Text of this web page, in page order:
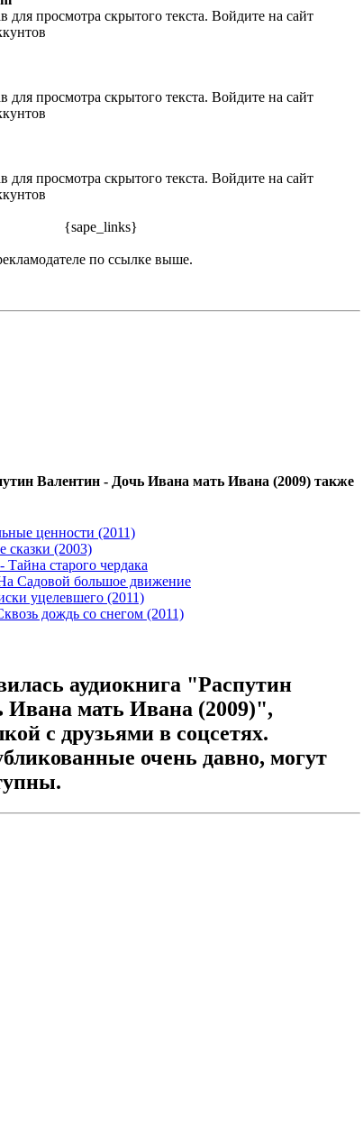
просмотра скрытого текста. Войдите на сайт
просмотра скрытого текста. Войдите на сайт
просмотра скрытого текста. Войдите на сайт
{sape_links}
по ссылке выше.
Валентин - Дочь Ивана мать Ивана (2009) также
ценности (2011)
сказки (2003)
старого чердака
Садовой большое движение
уцелевшего (2011)
дождь со снегом (2011)
аудиокнига "Распутин
Ивана мать Ивана (2009)",
с друзьями в соцсетях.
очень давно, могут